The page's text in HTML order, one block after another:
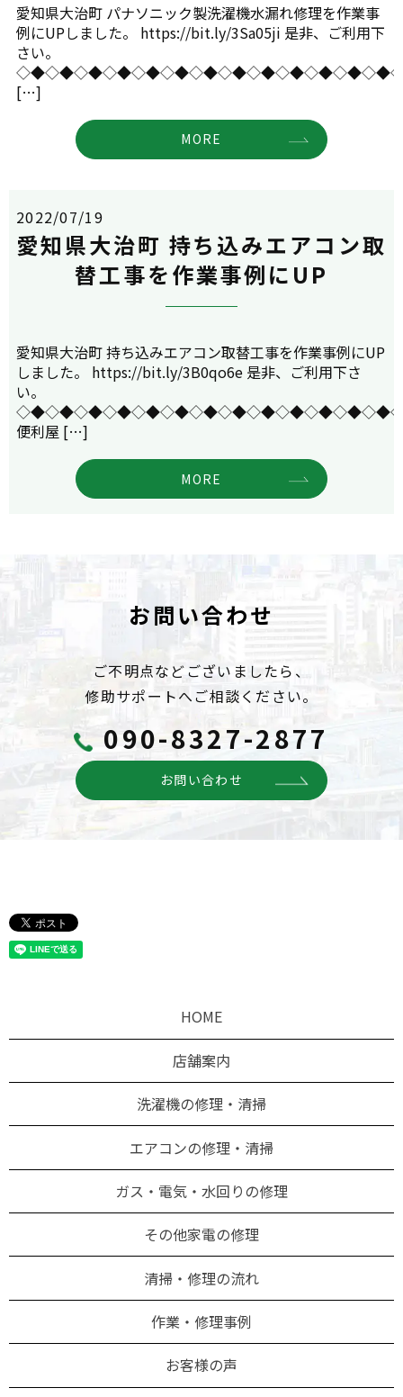
愛知県大治町 パナソニック製洗濯機水漏れ修理を作業事
例にUPしました。 https://bit.ly/3Sa05ji 是非、ご利用下
さい。
[…]
MORE
2022/07/19
愛知県大治町 持ち込みエアコン取
替工事を作業事例にUP
愛知県大治町 持ち込みエアコン取替工事を作業事例にUP
しました。 https://bit.ly/3B0qo6e 是非、ご利用下さ
い。
便利屋 […]
MORE
お問い合わせ
ご不明点などございましたら、
修助サポートへご相談ください。
090-8327-2877
お問い合わせ
HOME
店舗案内
洗濯機の修理・清掃
エアコンの修理・清掃
ガス・電気・水回りの修理
その他家電の修理
清掃・修理の流れ
作業・修理事例
お客様の声